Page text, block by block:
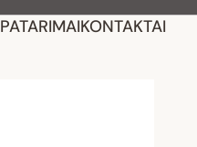
PATARIMAIKONTAKTAI